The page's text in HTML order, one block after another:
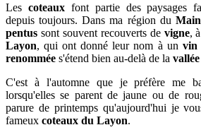
Les coteauxfont partie des paysages
depuis toujours. Dans ma région du
pentus sont souvent recouverts de vigne,
Layon, qui ont donné leur nom à un vin
renommée s'étend bien au-delà de la
C'est à l'automne que je préfère me
lorsqu'elles se parent de jaune ou de
parure de printemps qu'aujourd'hui je
fameux coteaux du Layon.